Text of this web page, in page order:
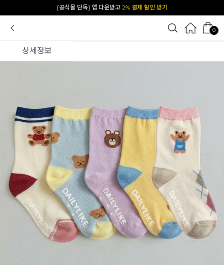
[공식몰 단독] 앱 다운받고 2% 결제 할인 받기
0
상세정보